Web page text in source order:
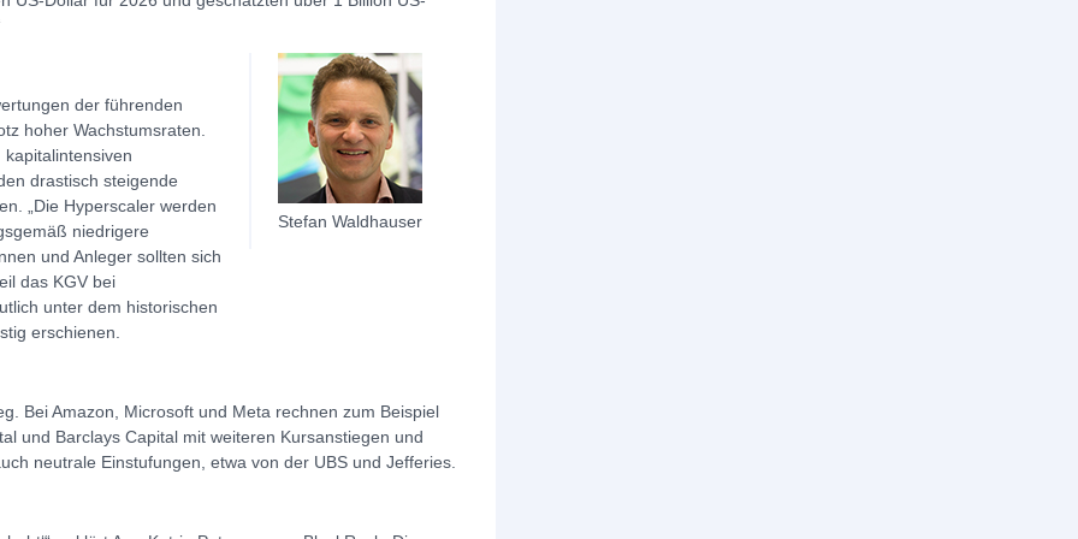
der führenden
hoher Wachstumsraten.
drastisch steigende
„Die Hyperscaler werden
niedrigere
und Anleger sollten sich
das KGV bei
unter dem historischen
erschienen.
Stefan Waldhauser
Bei Amazon, Microsoft und Meta rechnen zum Beispiel
und Barclays Capital mit weiteren Kursanstiegen und
neutrale Einstufungen, etwa von der UBS und Jefferies.